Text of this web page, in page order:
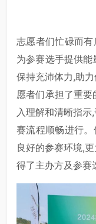
志愿者们忙碌而
为参赛选手提供
保持充沛体力,助
愿者们承担了重
入理解和清晰指
赛流程顺畅进行
良好的参赛环境,
得了主办方及参赛